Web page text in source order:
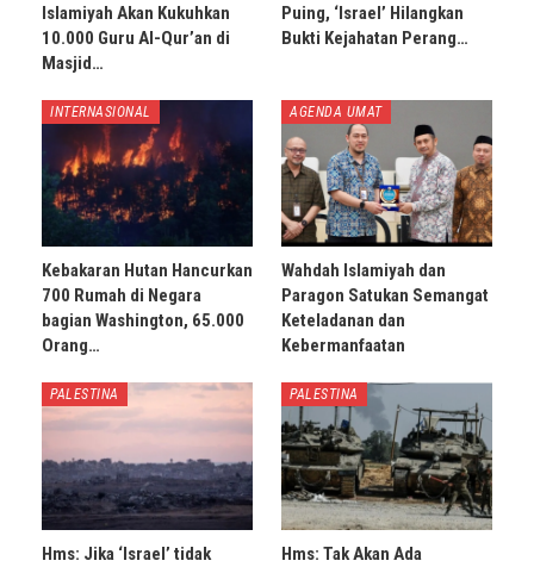
Islamiyah Akan Kukuhkan
10.000 Guru Al-Qur’an di
Masjid…
Puing, ‘Israel’ Hilangkan
Bukti Kejahatan Perang…
INTERNASIONAL
Kebakaran Hutan Hancurkan
700 Rumah di Negara
bagian Washington, 65.000
Orang…
AGENDA UMAT
Wahdah Islamiyah dan
Paragon Satukan Semangat
Keteladanan dan
Kebermanfaatan
PALESTINA
Hms: Jika ‘Israel’ tidak
PALESTINA
Hms: Tak Akan Ada